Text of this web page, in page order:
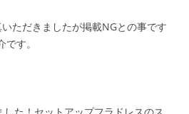
ただきましたが掲載NGとの事です
す。